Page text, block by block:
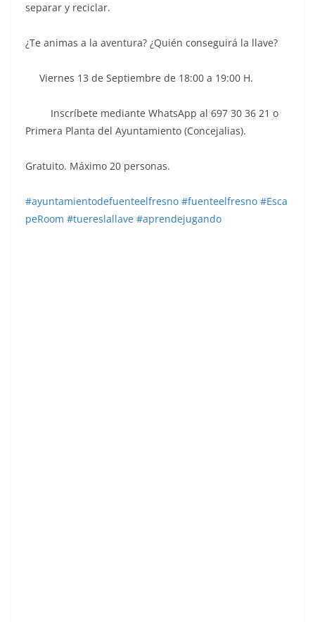
separar y reciclar.
¿Te animas a la aventura? ¿Quién conseguirá la llave?
Viernes 13 de Septiembre de 18:00 a 19:00 H.
Inscríbete mediante WhatsApp al 697 30 36 21 o
Primera Planta del Ayuntamiento (Concejalias).
Gratuito. Máximo 20 personas.
#ayuntamientodefuenteelfresno #fuenteelfresno #Esca
peRoom #tuereslallave #aprendejugando